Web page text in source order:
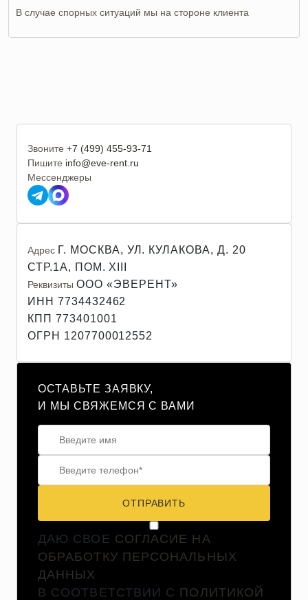
В случае спорных ситуаций мы на стороне клиента
Звоните +7 (499) 455-93-71
Пишите info@eve-rent.ru
Мессенджеры
Адрес Г. МОСКВА, УЛ. КУЛАКОВА, Д. 20
СТР.1А, ПОМ. XIII
Реквизиты ООО «ЭВЕРЕНТ»
ИНН 7734432462
КПП 773401001
ОГРН 1207700012552
ОСТАВЬТЕ ЗАЯВКУ,
И МЫ СВЯЖЕМСЯ С ВАМИ
ОТПРАВИТЬ
ДАЮ СВОЕ СОГЛАСИЕ НА
ОБРАБОТКУ ПЕРСОНАЛЬНЫХ
ДАННЫХ
В СООТВЕТСТВИИ С ПОЛИТИКОЙ